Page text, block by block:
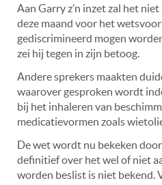
Aan Garry z’n inzet zal het
deze maand voor het
gediscrimineerd mogen
zei hij tegen in zijn betoog.
Andere sprekers maakten
waarover gesproken wordt
bij het inhaleren van
medicatievormen zoals
De wet wordt nu bekeken
definitief over het wel of niet
worden beslist is niet bekend.